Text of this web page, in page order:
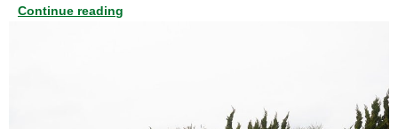
Continue reading